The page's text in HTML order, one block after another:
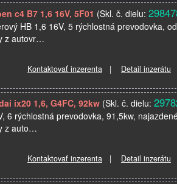
c4 B7 1,6 16V, 5F01 (Skl. č. dielu:
HB 1,6 16V, 5 rýchlostná prevodovka,
z autovr…
Kontaktovať inzerenta | Detail inzerátu
ix20 1,6, G4FC, 92kw (Skl. č. dielu:
6 rýchlostná prevodovka, 91,5kw,
z auto…
Kontaktovať inzerenta | Detail inzerátu